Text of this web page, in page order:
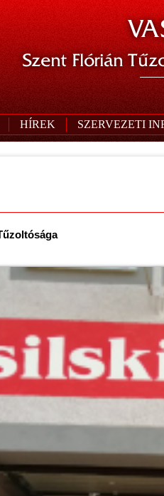
Szent Flórián
HÍREK SZERVEZETI